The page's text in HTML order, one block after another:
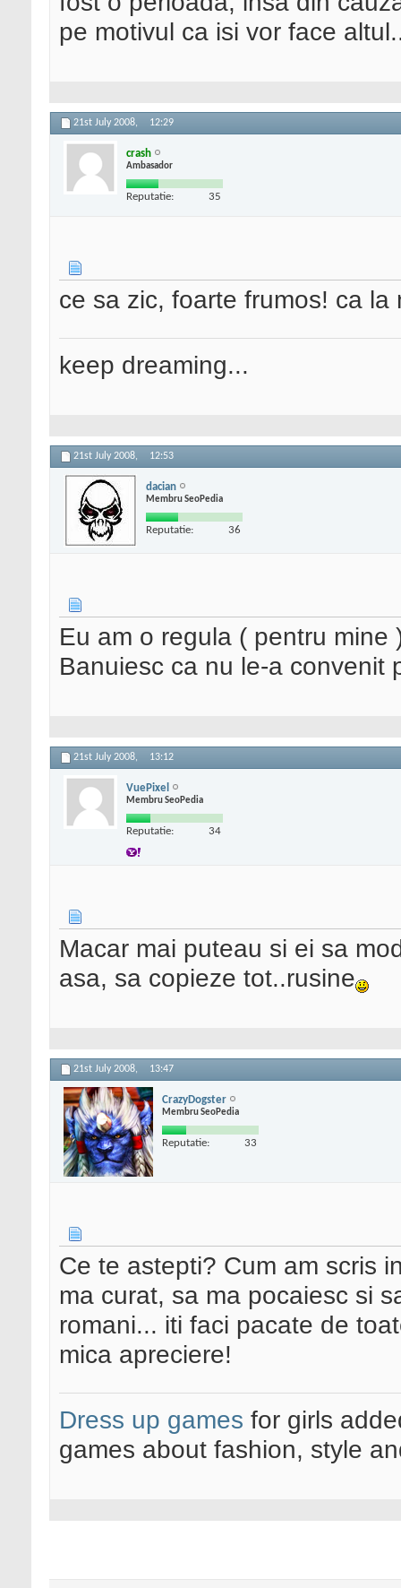
pe motivul ca isi vor face
21st July 2008, 12:29
crash
Ambasador
Reputatie: 35
ce sa zic, foarte frumos! ca la
keep dreaming...
21st July 2008, 12:53
dacian
Membru SeoPedia
Reputatie: 36
Eu am o regula ( pentru
Banuiesc ca nu le-a convenit
21st July 2008, 13:12
VuePixel
Membru SeoPedia
Reputatie: 34
Macar mai puteau si ei sa
asa, sa copieze tot..rusine
21st July 2008, 13:47
CrazyDogster
Membru SeoPedia
Reputatie: 33
Ce te astepti? Cum am scris
ma curat, sa ma pocaiesc si
romani... iti faci pacate de
mica apreciere!
Dress up games for girls
games about fashion, style